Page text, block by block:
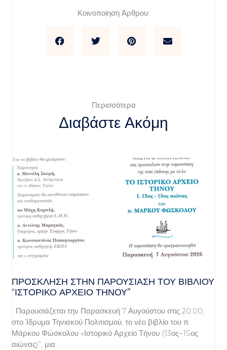
Κοινοποίηση Άρθρου:
Περισσότερα
Διαβάστε Ακόμη
ΠΡΌΣΚΛΗΣΗ ΣΤΗΝ ΠΑΡΟΥΣΊΑΣΗ ΤΟΥ ΒΙΒΛΊΟΥ
“ΙΣΤΟΡΙΚΌ ΑΡΧΕΊΟ ΤΉΝΟΥ”
Παρουσιάζεται την Παρασκευή 7 Αυγούστου στις 20:00,
στο Ίδρυμα Τηνιακού Πολιτισμού, το νέο βιβλίο του π.
Μάρκου Φώσκολου «Ιστορικό Αρχείο Τήνου (13ος–15ος
αιώνας)”, μια